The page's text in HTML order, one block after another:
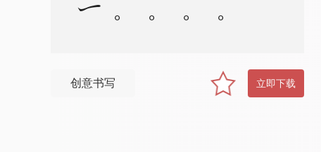
创意书写 立即下载